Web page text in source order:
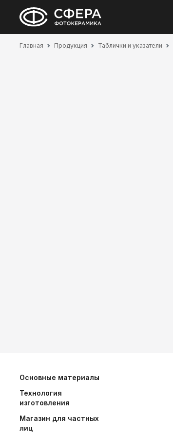
Главная Продукция Таблички и указатели
Основные материалы
Технология
изготовления
Магазин для частных
лиц